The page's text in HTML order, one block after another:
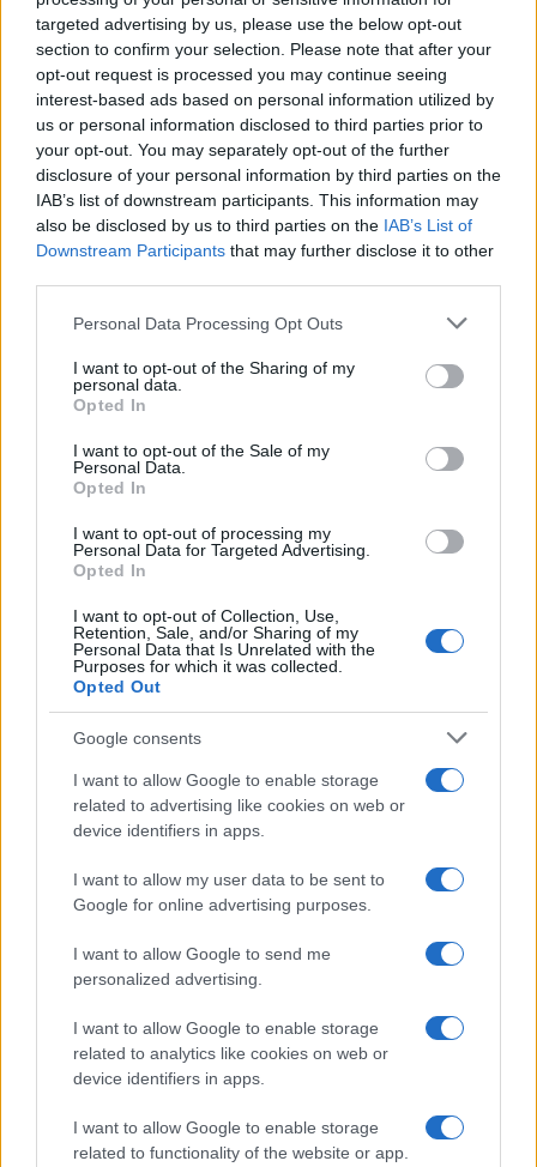
targeted advertising by us, please use the below opt-out
section to confirm your selection. Please note that after your
opt-out request is processed you may continue seeing
interest-based ads based on personal information utilized by
us or personal information disclosed to third parties prior to
your opt-out. You may separately opt-out of the further
disclosure of your personal information by third parties on the
IAB’s list of downstream participants. This information may
also be disclosed by us to third parties on the IAB’s List of
Downstream Participants that may further disclose it to other
Please note that this website/app uses one or more Google
not limited to your visit or usage behaviour. You may click to
grant or deny consent to Google and its third-party tags to
use your data for below specified purposes in below Google
consent section.
Personal Data Processing Opt Outs
I want to opt-out of the Sharing of my
personal data.
Opted In
I want to opt-out of the Sale of my
Personal Data.
Opted In
I want to opt-out of processing my
Personal Data for Targeted Advertising.
Opted In
I want to opt-out of Collection, Use,
Retention, Sale, and/or Sharing of my
Personal Data that Is Unrelated with the
Purposes for which it was collected.
Opted Out
Google consents
I want to allow Google to enable storage
related to advertising like cookies on web or
device identifiers in apps.
I want to allow my user data to be sent to
Google for online advertising purposes.
I want to allow Google to send me
personalized advertising.
I want to allow Google to enable storage
related to analytics like cookies on web or
device identifiers in apps.
I want to allow Google to enable storage
related to functionality of the website or app.
conduzione che segna un punto di svolta e un cast
costruito su volti noti dei reality. Le scelte tecniche
sul montaggio e la registrazione promettono un
prodotto diverso nel formato, mentre i cambi nella
giuria di Ballando con le Stelle aggiungono un
ulteriore elemento di trasformazione nel panorama
dei programmi televisivi.
AUTORE
Matteo Pellegrino ha organizzato una sfilata
pop-up nei vicoli del Quartieri Spagnoli per
moda che cura rubriche su artigianato e
tendenze locali. Nato a Napoli, conserva
di via Toledo.
Continua a leggere